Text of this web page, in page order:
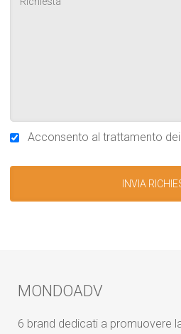
Acconsento al trattamento dei
MONDOADV
6 brand dedicati a promuovere